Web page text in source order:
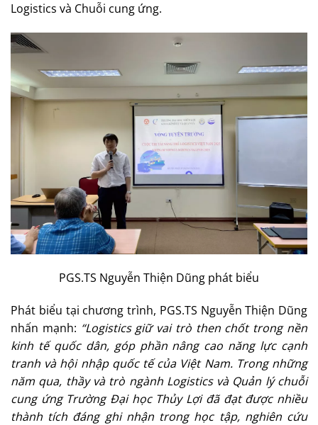
Logistics và Chuỗi cung ứng.
PGS.TS Nguyễn Thiện Dũng phát biểu
Phát biểu tại chương trình, PGS.TS Nguyễn Thiện Dũng
nhấn mạnh: “Logistics giữ vai trò then chốt trong nền
kinh tế quốc dân, góp phần nâng cao năng lực cạnh
tranh và hội nhập quốc tế của Việt Nam. Trong những
năm qua, thầy và trò ngành Logistics và Quản lý chuỗi
cung ứng Trường Đại học Thủy Lợi đã đạt được nhiều
thành tích đáng ghi nhận trong học tập, nghiên cứu